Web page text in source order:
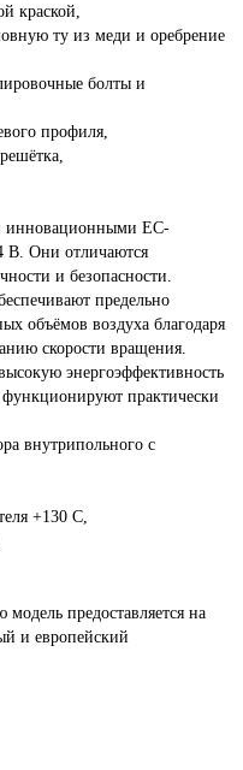
краской,
ту из меди и оребрение
болты и
профиля,
инновационными ЕС-
В. Они отличаются
и безопасности.
предельно
объёмов воздуха благодаря
скорости вращения.
энергоэффективность
практически
внутрипольного с
+130 С,
предоставляется на
и европейский